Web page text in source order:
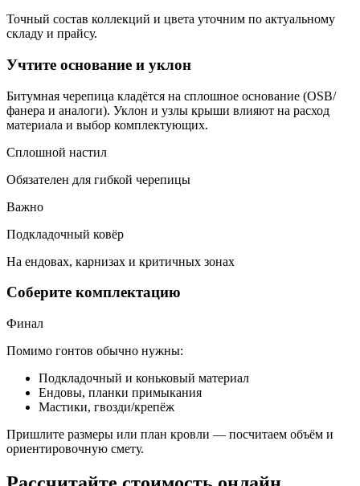
Точный состав коллекций и цвета уточним по актуальному
складу и прайсу.
Учтите основание и уклон
Битумная черепица кладётся на сплошное основание (OSB/
фанера и аналоги). Уклон и узлы крыши влияют на расход
материала и выбор комплектующих.
Сплошной настил
Обязателен для гибкой черепицы
Важно
Подкладочный ковёр
На ендовах, карнизах и критичных зонах
Соберите комплектацию
Финал
Помимо гонтов обычно нужны:
Подкладочный и коньковый материал
Ендовы, планки примыкания
Мастики, гвозди/крепёж
Пришлите размеры или план кровли — посчитаем объём и
ориентировочную смету.